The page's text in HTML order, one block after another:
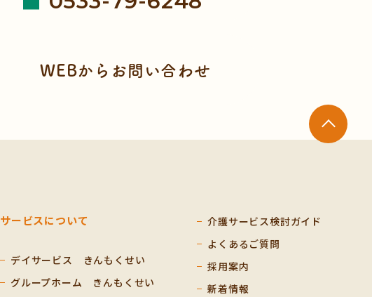
WEBからお問い合わせ
サービスについて
デイサービス きんもくせい
グループホーム きんもくせい
介護サービス検討ガイド
よくあるご質問
採用案内
新着情報